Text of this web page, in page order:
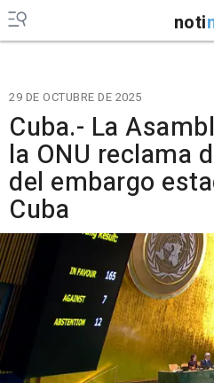
noti
29 DE OCTUBRE DE 2025
Cuba.- La
la ONU reclama
del embargo
Cuba